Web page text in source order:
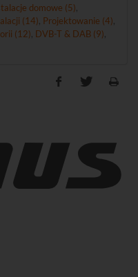
domowe (5)
(14) Projektowanie (4)
(12) DVB-T & DAB (9)